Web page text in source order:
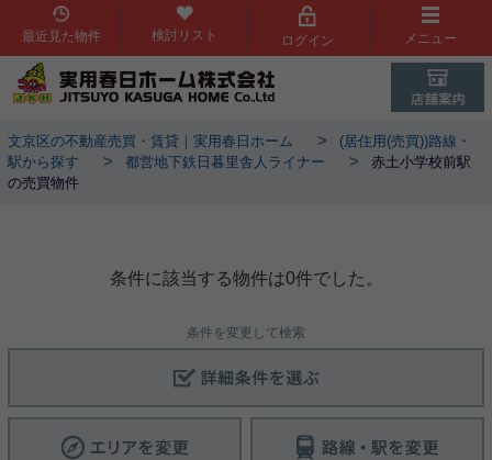
最近見た物件 検討リスト ログイン メニュー
文京区の不動産売買・賃貸｜実用春日ホーム >
(居住用(売買))路線・
駅から探す
> 都営地下鉄日暮里舎人ライナー >
赤土小学校前駅
の売買物件
条件に該当する物件は0件でした。
条件を変更して検索